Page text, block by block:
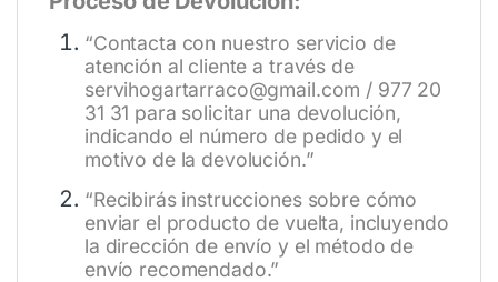
“Contacta con nuestro servicio de
atención al cliente a través de
servihogartarraco@gmail.com / 977 20
31 31 para solicitar una devolución,
indicando el número de pedido y el
motivo de la devolución.”
“Recibirás instrucciones sobre cómo
enviar el producto de vuelta, incluyendo
la dirección de envío y el método de
envío recomendado.”